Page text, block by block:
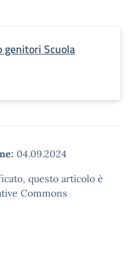
Scuola
04.09.2024
questo articolo è
Commons